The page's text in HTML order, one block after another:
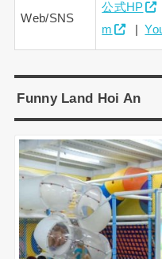
Web/SNS
公式HP
m
|
Funny Land Hoi An